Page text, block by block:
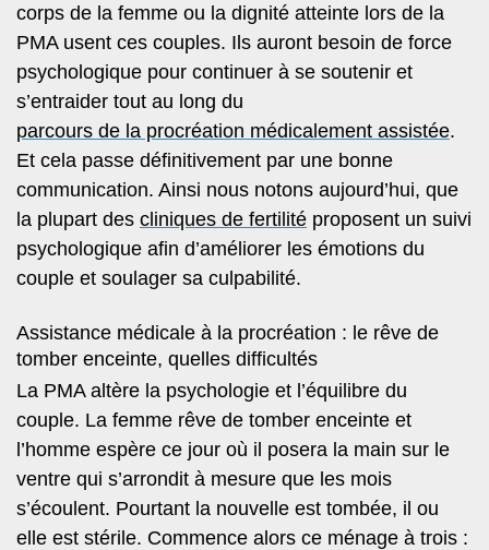
corps de la femme ou la dignité atteinte lors de la
PMA usent ces couples. Ils auront besoin de force
psychologique pour continuer à se soutenir et
s’entraider tout au long du
parcours de la procréation médicalement assistée.
Et cela passe définitivement par une bonne
communication. Ainsi nous notons aujourd’hui, que
la plupart des cliniques de fertilité proposent un suivi
psychologique afin d’améliorer les émotions du
couple et soulager sa culpabilité.
Assistance médicale à la procréation : le rêve de
tomber enceinte, quelles difficultés
La PMA altère la psychologie et l’équilibre du
couple. La femme rêve de tomber enceinte et
l’homme espère ce jour où il posera la main sur le
ventre qui s’arrondit à mesure que les mois
s’écoulent. Pourtant la nouvelle est tombée, il ou
elle est stérile. Commence alors ce ménage à trois :